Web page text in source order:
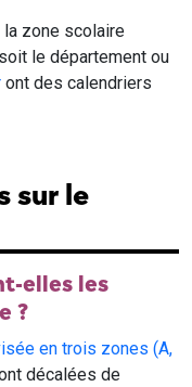
zone scolaire
le département ou
ont des calendriers
sur le
elles les
?
en trois zones (A,
décalées de